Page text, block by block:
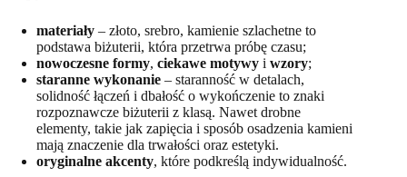
materiały – złoto, srebro, kamienie szlachetne to
podstawa biżuterii, która przetrwa próbę czasu;
nowoczesne formy, ciekawe motywy i wzory;
staranne wykonanie – staranność w detalach,
solidność łączeń i dbałość o wykończenie to znaki
rozpoznawcze biżuterii z klasą. Nawet drobne
elementy, takie jak zapięcia i sposób osadzenia kamieni
mają znaczenie dla trwałości oraz estetyki.
oryginalne akcenty, które podkreślą indywidualność.